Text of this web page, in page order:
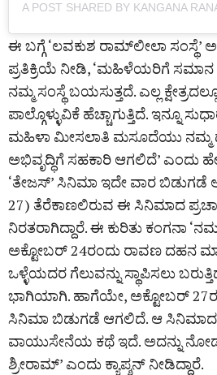
ಈ ಬಗ್ಗೆ ‘ಲವಕುಶ ರಾಮ್​ಲೀಲಾ ಸಂಸ್ಥೆ’
ಪ್ರತಿಕ್ರಿಯೆ ನೀಡಿ, ‘ಮಹಿಳೆಯರಿಗೆ ಸಮಾನ
ನಮ್ಮ ಸಂಸ್ಥೆ ಬಯಸುತ್ತದೆ. ಎಲ್ಲ
ಪಾಲ್ಗೊಳ್ಳುವಿಕೆ ಹೆಚ್ಚಾಗುತ್ತಿದೆ. ಇನ್ನೂ
ಮಹಿಳಾ ಮೀಸಲಾತಿ ಮಸೂದೆಯು ನಮ್ಮ
ಅಭಿವೃದ್ಧಿಗೆ ಸಹಕಾರಿ ಆಗಲಿದೆ’ ಎಂದು
‘ತೇಜಸ್’ ಸಿನಿಮಾ ಇದೇ ವಾರ ಬಿಡುಗಡೆ
27) ತೆರೆಕಾಣಲಿರುವ ಈ ಸಿನಿಮಾದ
ನಿರತರಾಗಿದ್ದಾರೆ. ಈ ಕುರಿತು ಕಂಗನಾ
ಅಕ್ಟೋಬರ್​ 24ರಂದು ರಾವಣ ದಹನ
ಒಳ್ಳೆಯದರ ಗೆಲುವನ್ನು ಸ್ಥಾಪಿಸಲು
ಭಾಗಿಯಾಗಿ. ಹಾಗೆಯೇ, ಅಕ್ಟೋಬರ್​
ಸಿನಿಮಾ ಬಿಡುಗಡೆ​ ಆಗಲಿದೆ. ಆ
ವಾಯುಸೇನೆಯ ಕಥೆ ಇದೆ. ಅದನ್ನು
ಶ್ರೀರಾಮ್​’ ಎಂದು ಕ್ಯಾಪ್ಶನ್‌ ನೀಡಿದ್ದಾರೆ.